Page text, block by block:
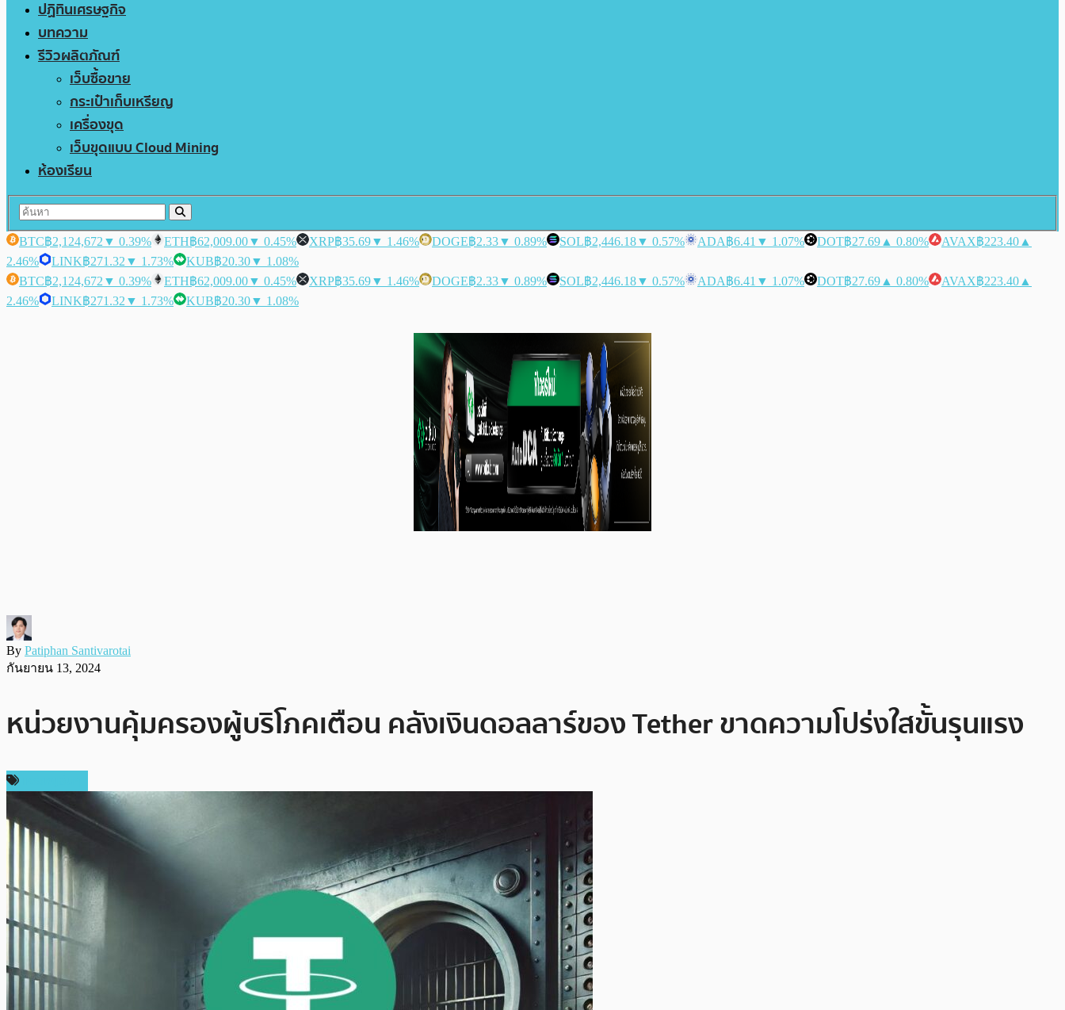
ปฏิทินเศรษฐกิจ
บทความ
รีวิวผลิตภัณฑ์
เว็บซื้อขาย
กระเป๋าเก็บเหรียญ
เครื่องขุด
เว็บขุดแบบ Cloud Mining
ห้องเรียน
BTC฿2,124,672 ▼ 0.39% ETH฿62,009.00▼ 0.45% XRP฿35.69▼ 1.46% DOGE฿2.33▼ 0.89% SOL฿2,446.18▼ 0.57% ADA฿6.41 ▼ 1.07% DOT฿27.69 ▲ 0.80% AVAX฿223.40 ▲
2.46%
LINK฿271.32 ▼ 1.73% KUB฿20.30▼ 1.08%
BTC฿2,124,672 ▼ 0.39% ETH฿62,009.00▼ 0.45% XRP฿35.69▼ 1.46% DOGE฿2.33▼ 0.89% SOL฿2,446.18▼ 0.57% ADA฿6.41 ▼ 1.07% DOT฿27.69 ▲ 0.80% AVAX฿223.40 ▲
2.46%
LINK฿271.32 ▼ 1.73% KUB฿20.30▼ 1.08%
By Patiphan Santivarotai
กันยายน 13, 2024
หน่วยงานคุ้มครองผู้บริโภคเตือน คลังเงินดอลลาร์ของ Tether ขาดความโปร่งใสขั้นรุนแรง